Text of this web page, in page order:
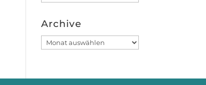
Archive
Archive